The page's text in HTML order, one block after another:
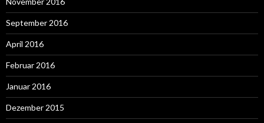
September 2016
April 2016
Februar 2016
Januar 2016
Dezember 2015